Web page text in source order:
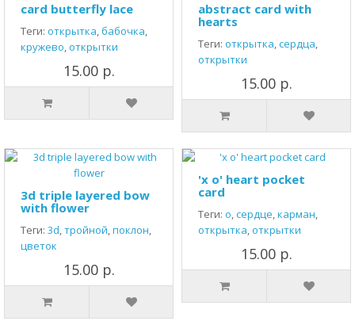
card butterfly lace
Теги: открытка,бабочка,
кружево,открытки
15.00 р.
abstract card with
hearts
Теги: открытка,сердца,
открытки
15.00 р.
3d triple layered bow
with flower
Теги: 3d,тройной,поклон,
цветок
15.00 р.
'x o' heart pocket
card
Теги: о,сердце,карман,
открытка,открытки
15.00 р.